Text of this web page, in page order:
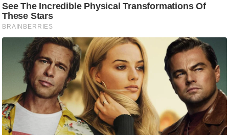
ल्म
स
मी
e
a
k